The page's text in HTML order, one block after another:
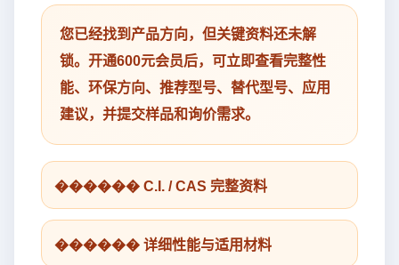
您已经找到产品方向，但关键资料还未解
锁。开通600元会员后，可立即查看完整性
能、环保方向、推荐型号、替代型号、应用
建议，并提交样品和询价需求。
������ C.I. / CAS 完整资料
������ 详细性能与适用材料